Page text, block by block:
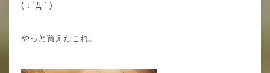
(；´Д｀)
やっと買えたこれ。